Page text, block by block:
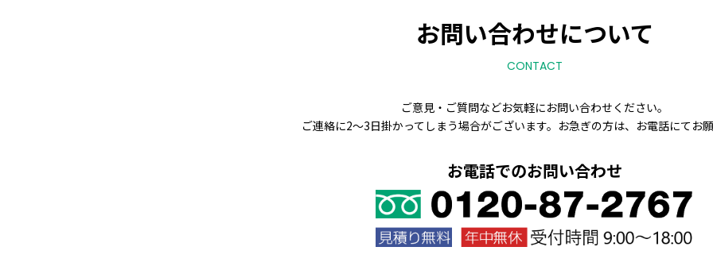
お問い合わせについて
CONTACT
ご意見・ご質問などお気軽にお問い合わせください。
ご連絡に2～3日掛かってしまう場合がございます。お急ぎの方は、お電話にてお
お電話でのお問い合わせ